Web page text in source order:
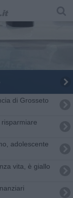
di Grosseto
adolescente
vita, è giallo